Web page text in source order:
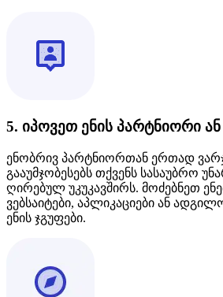
5. იპოვეთ ენის პარტნიორი ან
ენობრივ პარტნიორთან ერთად
გააუმჯობესებს თქვენს სასაუბრო
ღირებულ უკუკავშირს. მოძებნეთ
ვებსაიტები, აპლიკაციები ან
ენის ჯგუფები.